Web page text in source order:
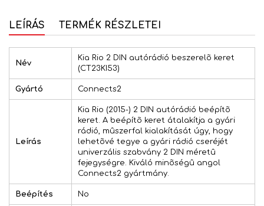
LEÍRÁS TERMÉK RÉSZLETEI
Név
Kia Rio 2 DIN autórádió beszerelõ keret
(CT23KI53)
Gyártó Connects2
Leírás
Kia Rio (2015-) 2 DIN autórádió beépítõ
keret. A beépítõ keret átalakítja a gyári
rádió, mûszerfal kialakítását úgy, hogy
lehetõvé tegye a gyári rádió cseréjét
univerzális szabvány 2 DIN méretû
fejegységre. Kiváló minõségû angol
Connects2 gyártmány.
Beépítés No